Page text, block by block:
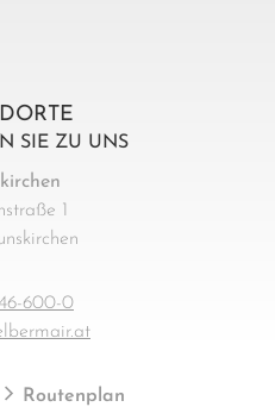
SIE ZU UNS
1
600-0
Routenplan